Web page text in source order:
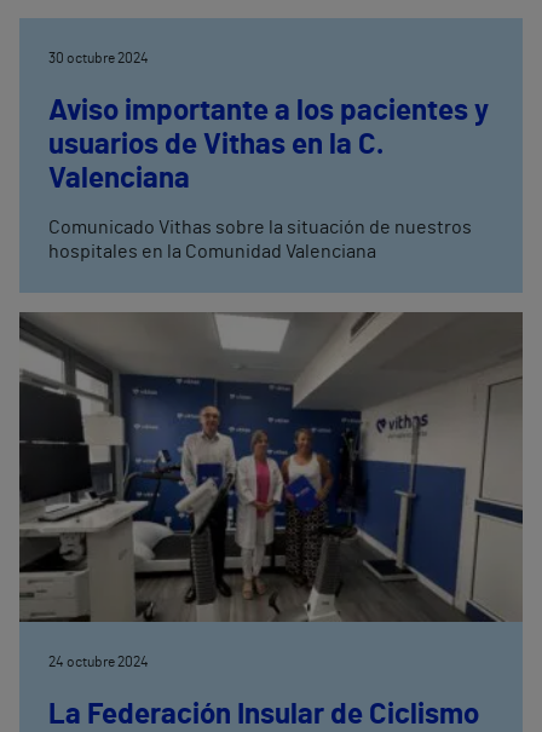
30 octubre 2024
Aviso importante a los pacientes y
usuarios de Vithas en la C.
Valenciana
Comunicado Vithas sobre la situación de nuestros
hospitales en la Comunidad Valenciana
24 octubre 2024
La Federación Insular de Ciclismo